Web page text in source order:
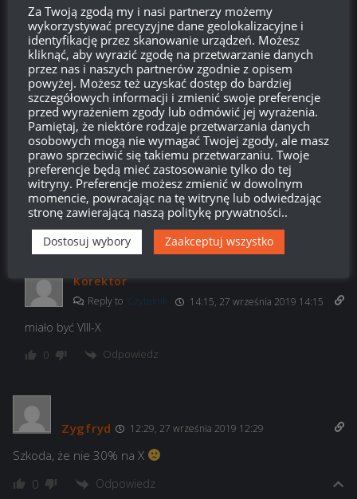
Reply toVisi Mulaha 21:50, 27 września 2019 21:50
Na stronie wyraźnie jest napisane że od tierów VIII do X nie
moja wina że tutaj jest błąd ;). Polskie tłumaczenie jest jak
zwykle skrzywione. Po ang jest napisane „On all regular
vehicles from Tier VIII to X”
0 Odpowiedz
Czytelnik 12:30, 27 września 2019 12:30
A na IX będzie przecena? Bo pisze VIII i X.
Odpowiedz
Korektor
Reply to Czytelnik 14:15, 27 września 2019 14:15
miało być VIII-X
0 Odpowiedz
Zygfryd 12:29, 27 września 2019 12:29
Szkoda, że nie 30% na X
0 Odpowiedz
Za Twoją zgodą my i nasi partnerzy możemy
wykorzystywać precyzyjne dane geolokalizacyjne i
identyfikację przez skanowanie urządzeń. Możesz
kliknąć, aby wyrazić zgodę na przetwarzanie danych
przez nas i naszych partnerów zgodnie z opisem
powyżej. Możesz też uzyskać dostęp do bardziej
szczegółowych informacji i zmienić swoje preferencje
przed wyrażeniem zgody lub odmówić jej wyrażenia.
Pamiętaj, że niektóre rodzaje przetwarzania danych
osobowych mogą nie wymagać Twojej zgody, ale masz
prawo sprzeciwić się takiemu przetwarzaniu. Twoje
preferencje będą mieć zastosowanie tylko do tej
witryny. Preferencje możesz zmienić w dowolnym
momencie, powracając na tę witrynę lub odwiedzając
stronę zawierającą naszą politykę prywatności..
Dostosuj wybory Zaakceptuj wszystko